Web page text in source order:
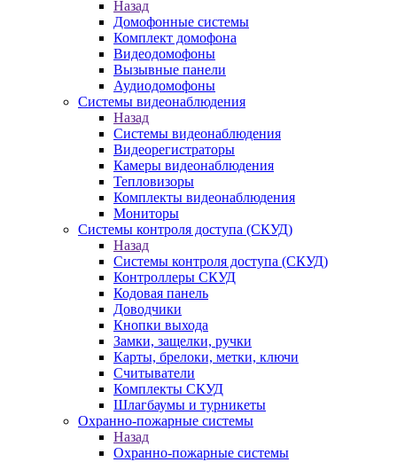
Назад
Домофонные системы
Комплект домофона
Видеодомофоны
Вызывные панели
Аудиодомофоны
Системы видеонаблюдения
Назад
Системы видеонаблюдения
Видеорегистраторы
Камеры видеонаблюдения
Тепловизоры
Комплекты видеонаблюдения
Мониторы
Системы контроля доступа (СКУД)
Назад
Системы контроля доступа (СКУД)
Контроллеры СКУД
Кодовая панель
Доводчики
Кнопки выхода
Замки, защелки, ручки
Карты, брелоки, метки, ключи
Считыватели
Комплекты СКУД
Шлагбаумы и турникеты
Охранно-пожарные системы
Назад
Охранно-пожарные системы